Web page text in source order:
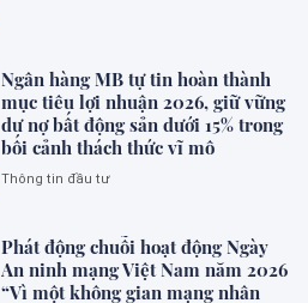
Ngân hàng MB tự tin hoàn thành
mục tiêu lợi nhuận 2026, giữ vững
dư nợ bất động sản dưới 15% trong
bối cảnh thách thức vĩ mô
Thông tin đầu tư
Phát động chuỗi hoạt động Ngày
An ninh mạng Việt Nam năm 2026
“Vì một không gian mạng nhân